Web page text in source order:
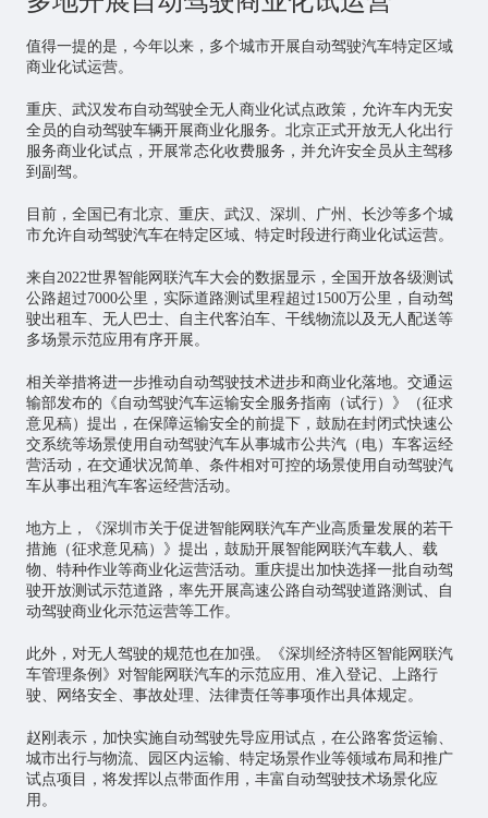
值得一提的是，今年以来，多个城市开展自动驾驶汽车特定区域
商业化试运营。
重庆、武汉发布自动驾驶全无人商业化试点政策，允许车内无安
全员的自动驾驶车辆开展商业化服务。北京正式开放无人化出行
服务商业化试点，开展常态化收费服务，并允许安全员从主驾移
到副驾。
目前，全国已有北京、重庆、武汉、深圳、广州、长沙等多个城
市允许自动驾驶汽车在特定区域、特定时段进行商业化试运营。
来自2022世界智能网联汽车大会的数据显示，全国开放各级测试
公路超过7000公里，实际道路测试里程超过1500万公里，自动驾
驶出租车、无人巴士、自主代客泊车、干线物流以及无人配送等
多场景示范应用有序开展。
相关举措将进一步推动自动驾驶技术进步和商业化落地。交通运
输部发布的《自动驾驶汽车运输安全服务指南（试行）》（征求
意见稿）提出，在保障运输安全的前提下，鼓励在封闭式快速公
交系统等场景使用自动驾驶汽车从事城市公共汽（电）车客运经
营活动，在交通状况简单、条件相对可控的场景使用自动驾驶汽
车从事出租汽车客运经营活动。
地方上，《深圳市关于促进智能网联汽车产业高质量发展的若干
措施（征求意见稿）》提出，鼓励开展智能网联汽车载人、载
物、特种作业等商业化运营活动。重庆提出加快选择一批自动驾
驶开放测试示范道路，率先开展高速公路自动驾驶道路测试、自
动驾驶商业化示范运营等工作。
此外，对无人驾驶的规范也在加强。《深圳经济特区智能网联汽
车管理条例》对智能网联汽车的示范应用、准入登记、上路行
驶、网络安全、事故处理、法律责任等事项作出具体规定。
赵刚表示，加快实施自动驾驶先导应用试点，在公路客货运输、
城市出行与物流、园区内运输、特定场景作业等领域布局和推广
试点项目，将发挥以点带面作用，丰富自动驾驶技术场景化应
用。